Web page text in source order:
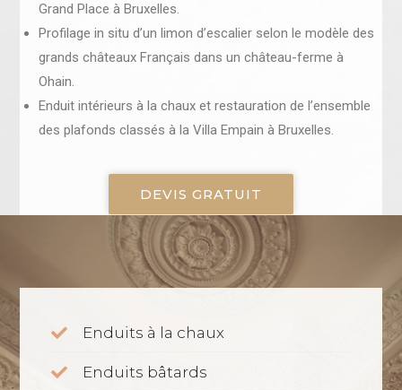
Grand Place à Bruxelles.
Profilage in situ d’un limon d’escalier selon le modèle des
grands châteaux Français dans un château-ferme à
Ohain.
Enduit intérieurs à la chaux et restauration de l’ensemble
des plafonds classés à la Villa Empain à Bruxelles.
DEVIS GRATUIT
Enduits à la chaux
Enduits bâtards